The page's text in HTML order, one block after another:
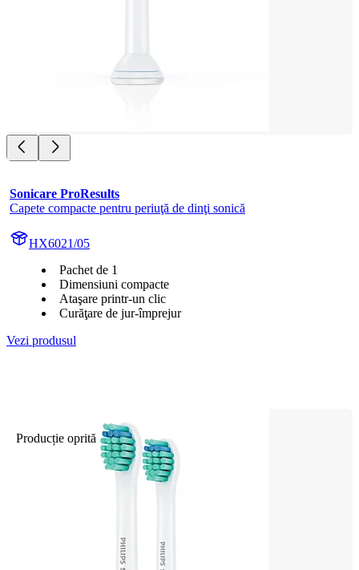
Sonicare ProResults
Capete compacte pentru periuţă de dinţi sonică
HX6021/05
Pachet de 1
Dimensiuni compacte
Ataşare printr-un clic
Curăţare de jur-împrejur
Vezi produsul
Producție oprită